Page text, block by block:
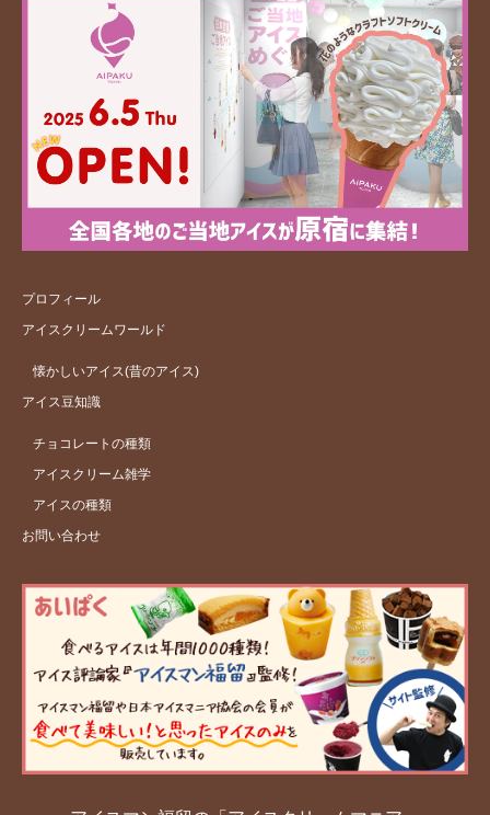
プロフィール
アイスクリームワールド
懐かしいアイス(昔のアイス)
アイス豆知識
チョコレートの種類
アイスクリーム雑学
アイスの種類
お問い合わせ